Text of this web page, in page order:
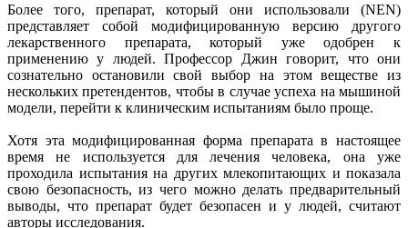
Более того, препарат, который они использовали (NEN)
представляет собой модифицированную версию другого
лекарственного препарата, который уже одобрен к
применению у людей. Профессор Джин говорит, что они
сознательно остановили свой выбор на этом веществе из
нескольких претендентов, чтобы в случае успеха на мышиной
модели, перейти к клиническим испытаниям было проще.
Хотя эта модифицированная форма препарата в настоящее
время не используется для лечения человека, она уже
проходила испытания на других млекопитающих и показала
свою безопасность, из чего можно делать предварительный
выводы, что препарат будет безопасен и у людей, считают
авторы исследования.